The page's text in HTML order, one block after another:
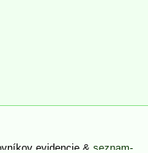
evidencie & seznam-